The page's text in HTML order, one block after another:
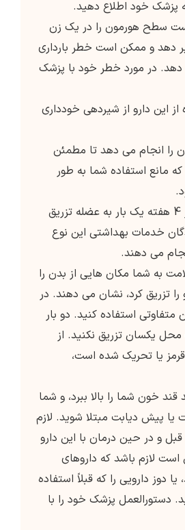
به پزشک خود اطلاع دهید.
سطح هورمون را در یک زن
دهد و ممکن است خطر بارداری
دهد. در مورد خطر خود با پزشک
از این دارو از شیردهی خودداری
را انجام می دهد تا مطمئن
مانع استفاده شما به طور
8-Signifor LAR هر 4 هفته یک بار به عضله تزریق
خدمات بهداشتی این نوع
می دهند.
به شما مکان هایی از بدن را
تزریق کرد، نشان می دهند. در
متفاوتی استفاده کنید. دو بار
یکسان تزریق نکنید. از
یا تحریک شده است،
قند خون شما را بالا ببرد، و شما
پیش دیابت مبتلا شوید. لازم
و در حین درمان با این دارو
لازم باشد که داروهای
دوز دارویی را که قبلاً استفاده
دستورالعمل پزشک خود را با